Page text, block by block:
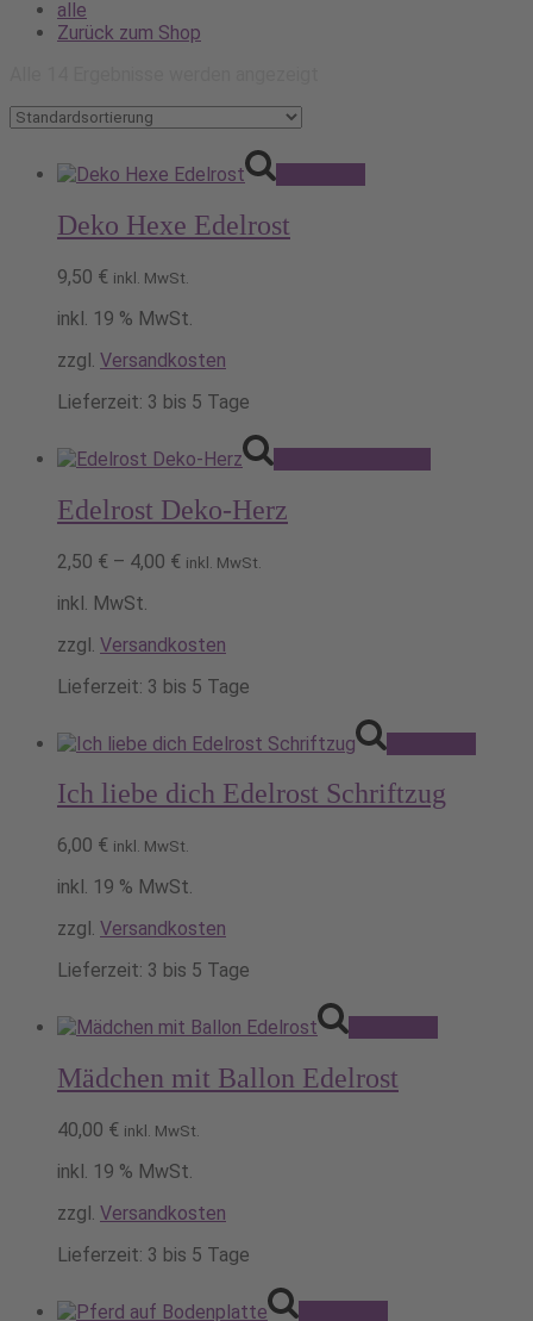
alle
Zurück zum Shop
Deko Hexe Edelrost
9,50 € inkl. MwSt.
inkl. 19 % MwSt.
zzgl. Versandkosten
Lieferzeit: 3 bis 5 Tage
werden
Edelrost Deko-Herz
2,50 € – 4,00 € inkl. MwSt.
inkl. MwSt.
zzgl. Versandkosten
Lieferzeit: 3 bis 5 Tage
Ich liebe dich Edelrost Schriftzug
6,00 € inkl. MwSt.
inkl. 19 % MwSt.
zzgl. Versandkosten
Lieferzeit: 3 bis 5 Tage
Mädchen mit Ballon Edelrost
40,00 € inkl. MwSt.
inkl. 19 % MwSt.
zzgl. Versandkosten
Lieferzeit: 3 bis 5 Tage